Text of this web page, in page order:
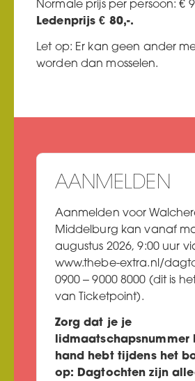
Normale prijs per persoon: €
Ledenprijs € 80,-.
Let op: Er kan geen ander
worden dan mosselen.
AANMELDEN
Aanmelden voor
Middelburg kan vanaf
augustus 2026, 9:00 uur
www.thebe-extra.nl/
0900 – 9000 8000 (dit is
van Ticketpoint).
Zorg dat je je
lidmaatschapsnummer
hand hebt tijdens het
op: Dagtochten zijn